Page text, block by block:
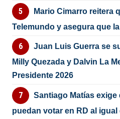
Mario Cimarro reitera
Telemundo y asegura que
Juan Luis Guerra se
Milly Quezada y Dalvin La
Presidente 2026
Santiago Matías
puedan votar en RD al